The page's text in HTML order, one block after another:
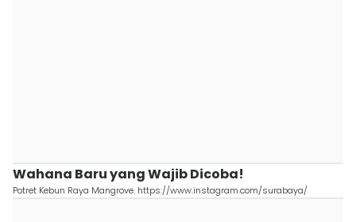
Wahana Baru yang Wajib Dicoba!
Potret Kebun Raya Mangrove. https://www.instagram.com/surabaya/